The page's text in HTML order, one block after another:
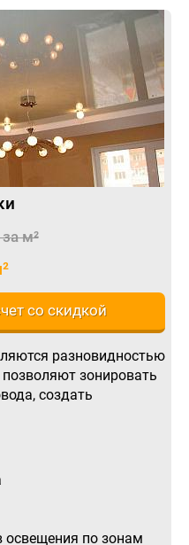
м²
со скидкой
разновидностью
зонировать
создать
освещения по зонам